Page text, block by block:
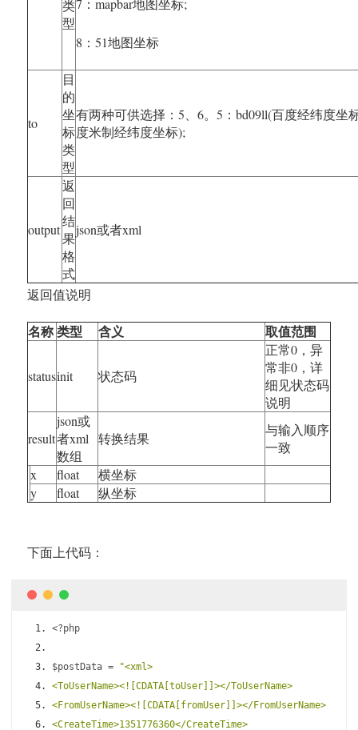
类
型
7：mapbar地图坐标;
8：51地图坐标
to
目
的
坐
标
类
型
有两种可供选择：5、6。5：bd09ll(百度经纬度坐
度米制经纬度坐标);
output
返
回
结
果
格
式
json或者xml
返回值说明
名称类型 含义 取值范围
statusinit 状态码
正常0，异
常非0，详
细见状态码
说明
result
json或
者xml
数组
转换结果
与输入顺序
一致
x
float
横坐标
y
float 纵坐标
下面上代码：
<?php
$postData =
"<xml>
<ToUserName><![CDATA[toUser]]></ToUserName>
<FromUserName><![CDATA[fromUser]]></FromUserName>
<CreateTime>1351776360</CreateTime>